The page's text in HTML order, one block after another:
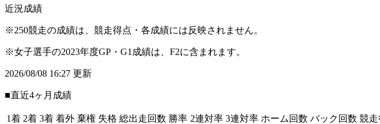
近況成績
※250競走の成績は、競走得点・各成績には反映されません。
※女子選手の2023年度GP・G1成績は、F2に含まれます。
2026/08/08 16:27 更新
■直近4ヶ月成績
1着 2着 3着 着外 棄権 失格 総出走回数 勝率 2連対率 3連対率 ホーム回数 バック回数 競走